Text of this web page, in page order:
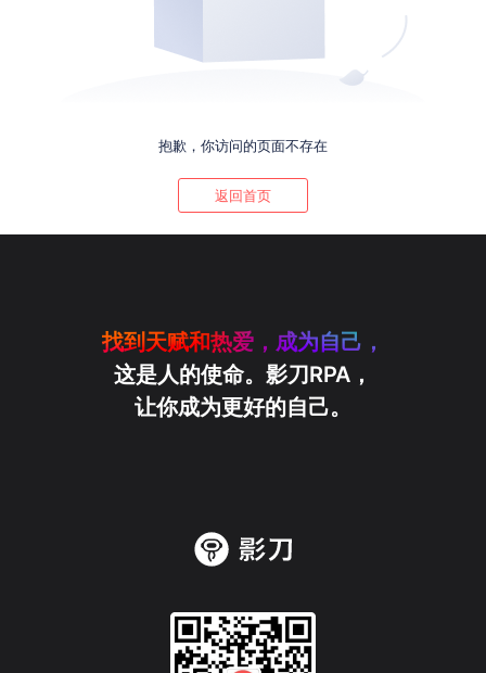
抱歉，你访问的页面不存在
返回首页
找到天赋和热爱，成为自己，
这是人的使命。影刀RPA，
让你成为更好的自己。